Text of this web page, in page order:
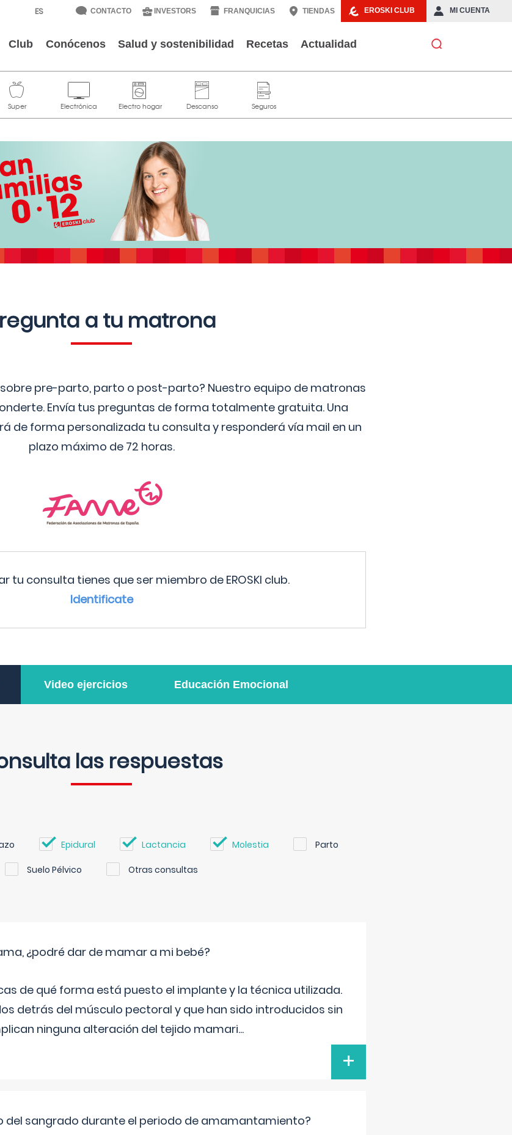
EROSKI CLUB MI CUENTA
CONTACTO INVESTORS FRANQUICIAS TIENDAS
Club Conócenos Salud y sostenibilidad Recetas Actualidad
a tu matrona
pre-parto, parto o post-parto? Nuestro equipo de matronas
Envía tus preguntas de forma totalmente gratuita. Una
de forma personalizada tu consulta y responderá vía mail en un
plazo máximo de 72 horas.
tu consulta tienes que ser miembro de EROSKI club.
Identificate
Video ejercicios Educación Emocional
las respuestas
Epidural Lactancia Molestia Parto
Suelo Pélvico Otras consultas
¿podré dar de mamar a mi bebé?
de qué forma está puesto el implante y la técnica utilizada.
detrás del músculo pectoral y que han sido introducidos sin
ninguna alteración del tejido mamari...
+
del sangrado durante el periodo de amamantamiento?